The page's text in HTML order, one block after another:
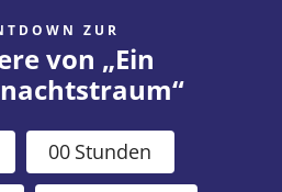
ZUR
von „Ein
00 Stunden